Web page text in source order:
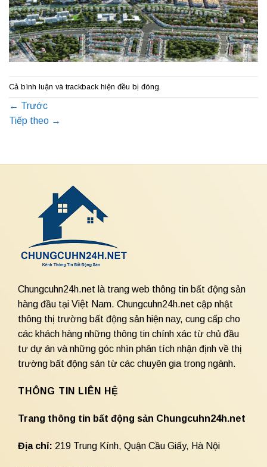
Cả bình luận và trackback hiện đều bị đóng.
← Trước
Tiếp theo →
Chungcuhn24h.net là trang web thông tin bất động sản
hàng đầu tại Việt Nam. Chungcuhn24h.net cập nhật
thông thị trường bất động sản hiện nay, cung cấp cho
các khách hàng những thông tin chính xác từ chủ đầu
tư dự án và những góc nhìn phân tích nhận định về thị
trường bất động sản từ các chuyên gia trong ngành.
THÔNG TIN LIÊN HỆ
Trang thông tin bất động sản Chungcuhn24h.net
Địa chỉ: 219 Trung Kính, Quận Cầu Giấy, Hà Nội